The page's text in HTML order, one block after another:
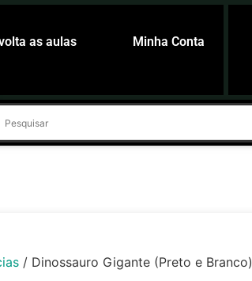
as aulas Minha Conta
/ Dinossauro Gigante (Preto e Branco)